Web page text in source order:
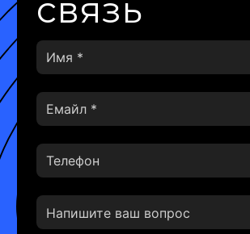
связь